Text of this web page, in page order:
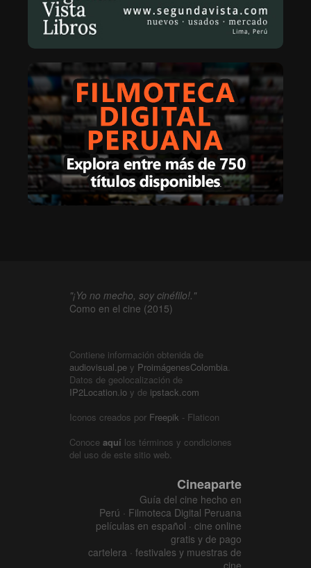
"¡Yo no mecho, soy cinéfilo!."
Como en el cine (2015)
Contiene información obtenida de
audiovisual.pe y ProimágenesColombia.
Datos de geolocalización de
IP2Location.io y de ipstack.com
Iconos creados por Freepik - Flaticon
Conoce aquí los términos y condiciones
del uso de este sitio web.
Cineaparte
Guía del cine hecho en
Perú · Filmoteca Digital Peruana
películas en español · cine online
gratis y de pago
cartelera · festivales y muestras de